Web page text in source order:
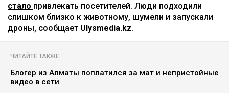
стало привлекать посетителей. Люди подходили
слишком близко к животному, шумели и запускали
дроны, сообщает Ulysmedia.kz.
ЧИТАЙТЕ ТАКЖЕ
Блогер из Алматы поплатился за мат и непристойные
видео в сети